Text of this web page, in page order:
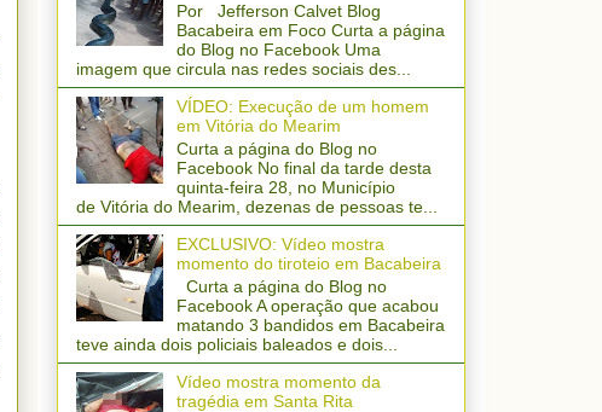
Por Jefferson Calvet Blog
Bacabeira em Foco Curta a página
do Blog no Facebook Uma
imagem que circula nas redes sociais des...
VÍDEO: Execução de um homem
em Vitória do Mearim
Curta a página do Blog no
Facebook No final da tarde desta
quinta-feira 28, no Município
de Vitória do Mearim, dezenas de pessoas te...
EXCLUSIVO: Vídeo mostra
momento do tiroteio em Bacabeira
Curta a página do Blog no
Facebook A operação que acabou
matando 3 bandidos em Bacabeira
teve ainda dois policiais baleados e dois...
Vídeo mostra momento da
tragédia em Santa Rita